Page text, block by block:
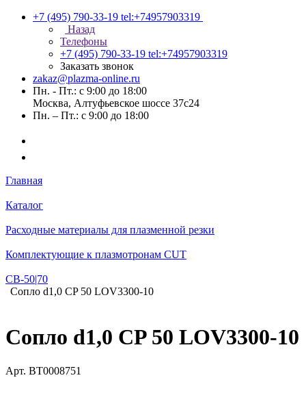
+7 (495) 790-33-19 tel:+74957903319
Назад
Телефоны
+7 (495) 790-33-19 tel:+74957903319
Заказать звонок
zakaz@plazma-online.ru
Пн. - Пт.: с 9:00 до 18:00
Москва, Алтуфьевское шоссе 37с24
Пн. – Пт.: с 9:00 до 18:00
Главная
Каталог
Расходные материалы для плазменной резки
Комплектующие к плазмотронам CUT
СВ-50|70
Сопло d1,0 CP 50 LOV3300-10
Сопло d1,0 CP 50 LOV3300-10
Арт. BT0008751